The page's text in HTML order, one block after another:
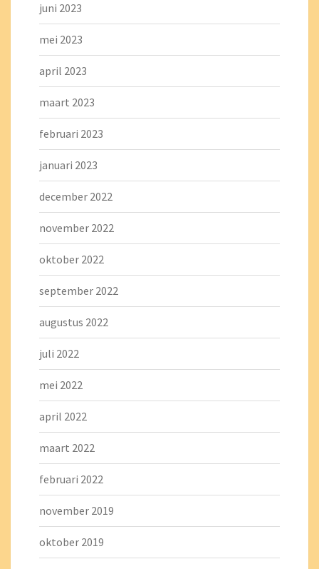
juni 2023
mei 2023
april 2023
maart 2023
februari 2023
januari 2023
december 2022
november 2022
oktober 2022
september 2022
augustus 2022
juli 2022
mei 2022
april 2022
maart 2022
februari 2022
november 2019
oktober 2019